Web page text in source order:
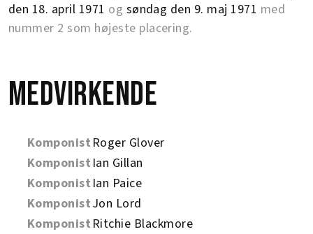
den 18. april 1971 og søndag den 9. maj 1971 med
nummer 2 som højeste placering.
Medvirkende
Komponist Roger Glover
Komponist Ian Gillan
Komponist Ian Paice
KomponistJon Lord
Komponist Ritchie Blackmore